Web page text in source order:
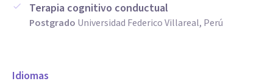
Terapia cognitivo conductual
Postgrado Universidad Federico Villareal, Perú
Idiomas